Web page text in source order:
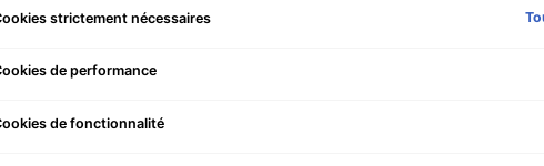
strictement nécessaires
de performance
de fonctionnalité